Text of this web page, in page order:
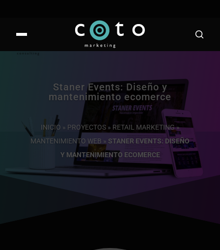
Staner Events: Diseño y
mantenimiento ecomerce
INICIO » PROYECTOS» RETAIL MARKETING»
MANTENIMIENTO WEB » STANER EVENTS: DISEÑO
Y MANTENIMIENTO ECOMERCE